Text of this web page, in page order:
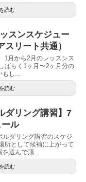
読む
スンスケジュー
リート共通）
1月から2月のレッスンス
ばらく1ヶ月〜2ヶ月分の
もし...
読む
ダリング講習】7
ル
ルダリング講習のスケジ
所として候補に上がって
を選んで頂...
読む